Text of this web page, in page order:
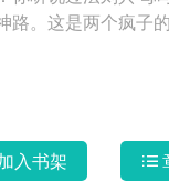
入书架